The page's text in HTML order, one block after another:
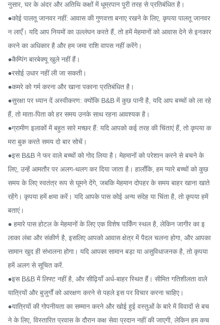
नुसार, घर के अंदर और अतिथि कक्षों में धूम्रपान पूरी तरह से प्रतिबंधित है।
●कोई पालतू जानवर नहीं: आवास की गुणवत्ता बनाए रखने के लिए, कृपया पालतू जानवर
न लाएँ। यदि आप नियमों का उल्लंघन करते हैं, तो हमें मेहमानों को आवास देने से इनकार
करने का अधिकार है और हम जमा राशि वापस नहीं करेंगे।
●कैम्पिंग बारबेक्यू खुले नहीं हैं।
●रसोई उधार नहीं ली जा सकती।
●कमरे को गर्म करना और खाना पकाना प्रतिबंधित है।
●सुरक्षा पर ध्यान दें अस्वीकरण: क्योंकि B&B में कुछ पानी है, यदि आप बच्चों को ला रहे
हैं, तो माता-पिता को हर समय उनके साथ रहना आवश्यक है।
●ग्रामीण इलाकों में बहुत सारे मच्छर हैं: यदि आपको कई तरह की चिंताएं हैं, तो कृपया क
मरा बुक करते समय दो बार सोचें।
●इस B&B ने फर वाले बच्चों को गोद लिया है। मेहमानों को परेशान करने से बचने के
लिए, उन्हें आमतौर पर अलग-थलग कर दिया जाता है। हालाँकि, हम प्यारे बच्चों को कुछ
समय के लिए स्वतंत्र रूप से घूमने देंगे, जबकि मेहमान दोपहर के समय बाहर खाना खाते
रहेंगे। कृपया हमें क्षमा करें। यदि आपके पास कोई अन्य संदेह या चिंता है, तो कृपया हमें
बताएं।
● हमारे पास होटल के मेहमानों के लिए एक विशेष पार्किंग स्थल है, लेकिन जागीर का इ
लाका लंबा और संकीर्ण है, इसलिए आपको आवास क्षेत्र में पैदल चलना होगा, और आपका
सामान खुद ही संभालना होगा। यदि आपका सामान बड़ा या असुविधाजनक है, तो कृपया
हमें अलग से सूचित करें.
●इस B&B में लिफ्ट नहीं है, और सीढ़ियाँ अर्ध-बाहर स्थित हैं। सीमित गतिशीलता वाले
यात्रियों और बुजुर्गों को आरक्षण करने से पहले इस पर विचार करना चाहिए।
●यात्रियों की गोपनीयता का सम्मान करने और खोई हुई वस्तुओं के बारे में विवादों से बच
ने के लिए, विस्तारित प्रवास के दौरान कक्ष सेवा प्रदान नहीं की जाएगी, लेकिन हम कच